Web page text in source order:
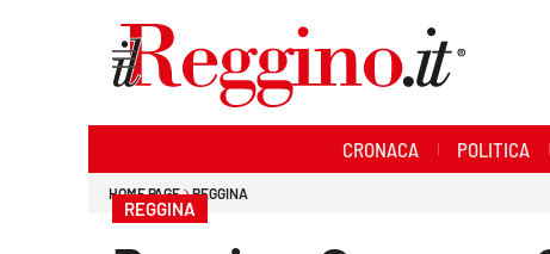
CRONACA POLITICA
HOME PAGE REGGINA
REGGINA